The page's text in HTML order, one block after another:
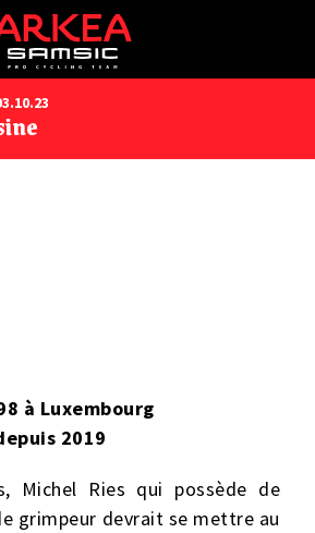
à Luxembourg
2019
Michel Ries qui possède de
grimpeur devrait se mettre au